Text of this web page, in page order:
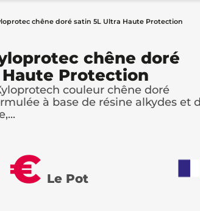
chêne doré satin 5L Ultra Haute Protection
chêne doré
Protection
couleur chêne doré
à base de résine alkydes et
€ Le Pot